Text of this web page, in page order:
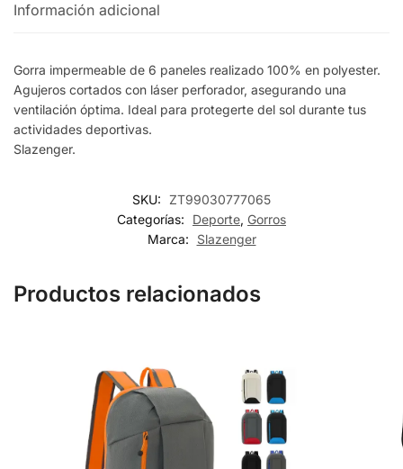
Información adicional
Gorra impermeable de 6 paneles realizado 100% en polyester.
Agujeros cortados con láser perforador, asegurando una
ventilación óptima. Ideal para protegerte del sol durante tus
actividades deportivas.
Slazenger.
SKU: ZT99030777065
Categorías:
Deporte, Gorros
Marca:
Slazenger
Productos relacionados